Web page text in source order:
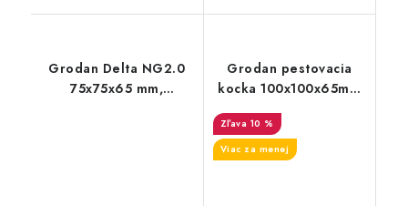
Grodan Delta NG2.0
75x75x65 mm,
Grodan pestovacia
kocka 100x100x65mm
10 %
Viac za menej